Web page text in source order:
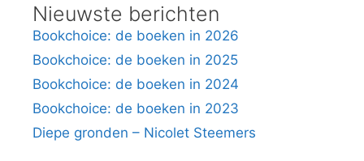
Nieuwste berichten
Bookchoice: de boeken in 2026
Bookchoice: de boeken in 2025
Bookchoice: de boeken in 2024
Bookchoice: de boeken in 2023
Diepe gronden – Nicolet Steemers